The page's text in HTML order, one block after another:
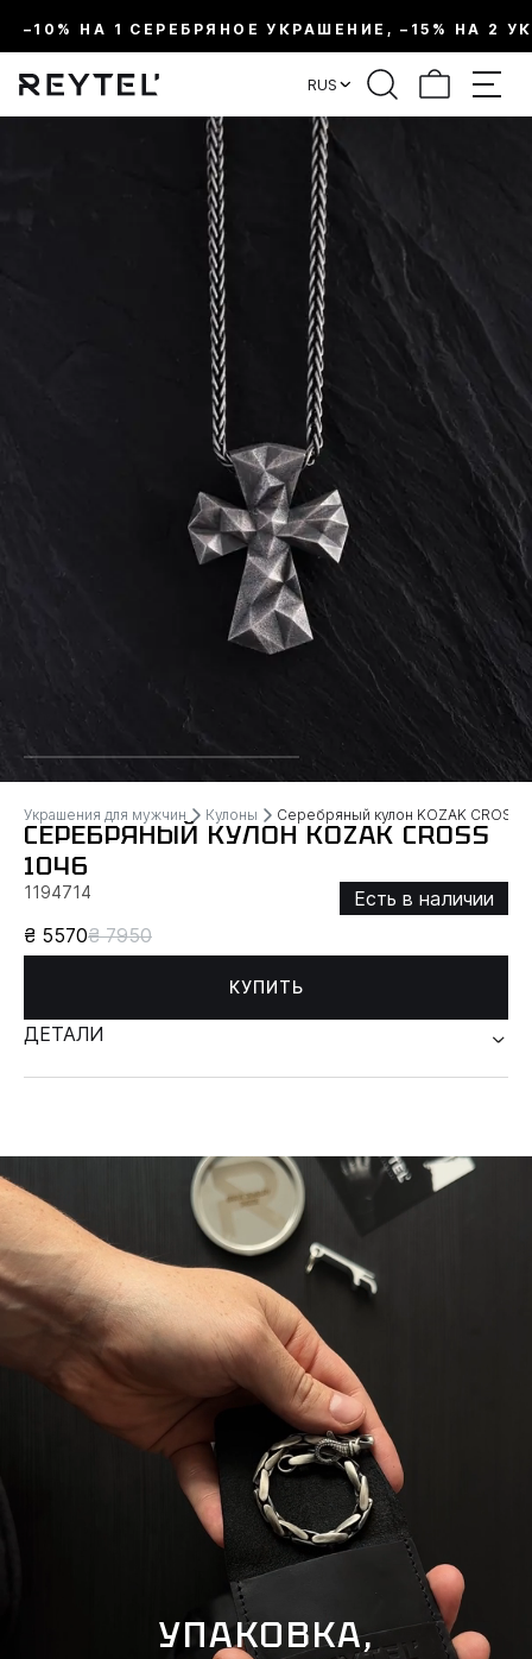
–10% НА 1 СЕРЕБРЯНОЕ УКРАШЕНИЕ, –15% НА 2
RUS
Украшения для мужчин Кулоны Серебряный кулон KOZAK CROSS
СЕРЕБРЯНЫЙ КУЛОН KOZAK CROSS
1046
1194714
Есть в наличии
₴ 5570₴ 7950
КУПИТЬ
ДЕТАЛИ
УПАКОВКА,